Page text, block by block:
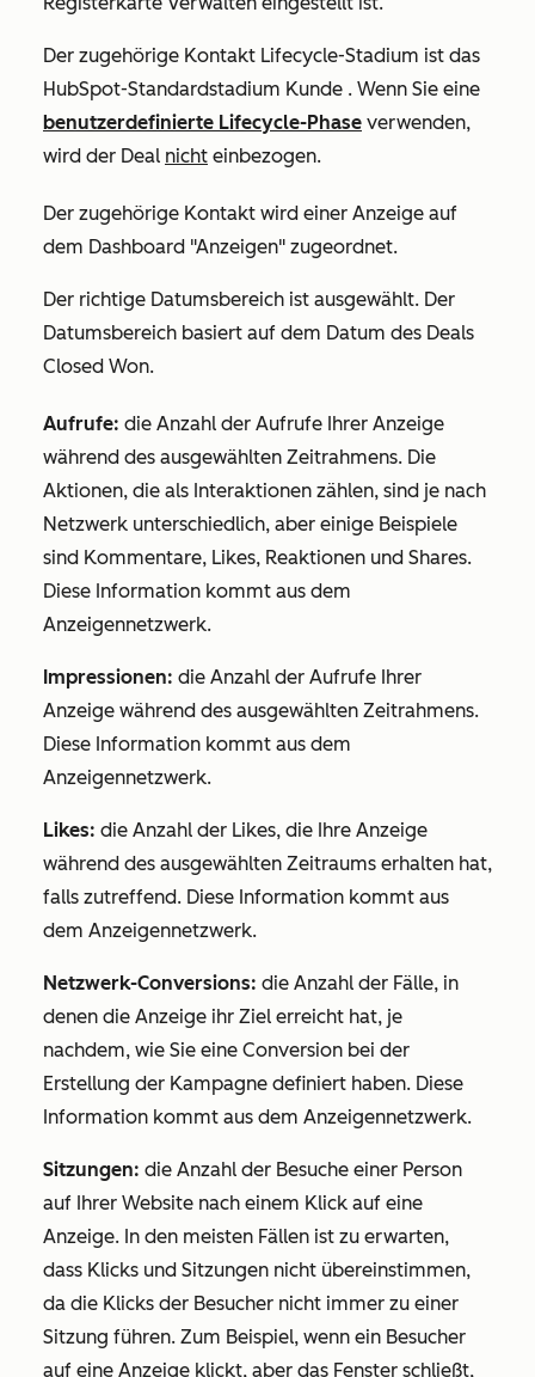
Der zugehörige Kontakt Lifecycle-Stadium ist das
HubSpot-Standardstadium Kunde . Wenn Sie eine
benutzerdefinierte Lifecycle-Phase verwenden,
wird der Deal nicht einbezogen.
Der zugehörige Kontakt wird einer Anzeige auf
dem Dashboard "Anzeigen" zugeordnet.
Der richtige Datumsbereich ist ausgewählt. Der
Datumsbereich basiert auf dem Datum des Deals
Closed Won.
Aufrufe: die Anzahl der Aufrufe Ihrer Anzeige
während des ausgewählten Zeitrahmens. Die
Aktionen, die als Interaktionen zählen, sind je nach
Netzwerk unterschiedlich, aber einige Beispiele
sind Kommentare, Likes, Reaktionen und Shares.
Diese Information kommt aus dem
Anzeigennetzwerk.
Impressionen: die Anzahl der Aufrufe Ihrer
Anzeige während des ausgewählten Zeitrahmens.
Diese Information kommt aus dem
Anzeigennetzwerk.
Likes: die Anzahl der Likes, die Ihre Anzeige
während des ausgewählten Zeitraums erhalten hat,
falls zutreffend. Diese Information kommt aus
dem Anzeigennetzwerk.
Netzwerk-Conversions: die Anzahl der Fälle, in
denen die Anzeige ihr Ziel erreicht hat, je
nachdem, wie Sie eine Conversion bei der
Erstellung der Kampagne definiert haben. Diese
Information kommt aus dem Anzeigennetzwerk.
Sitzungen: die Anzahl der Besuche einer Person
auf Ihrer Website nach einem Klick auf eine
Anzeige. In den meisten Fällen ist zu erwarten,
dass Klicks und Sitzungen nicht übereinstimmen,
da die Klicks der Besucher nicht immer zu einer
Sitzung führen. Zum Beispiel, wenn ein Besucher
auf eine Anzeige klickt, aber das Fenster schließt,